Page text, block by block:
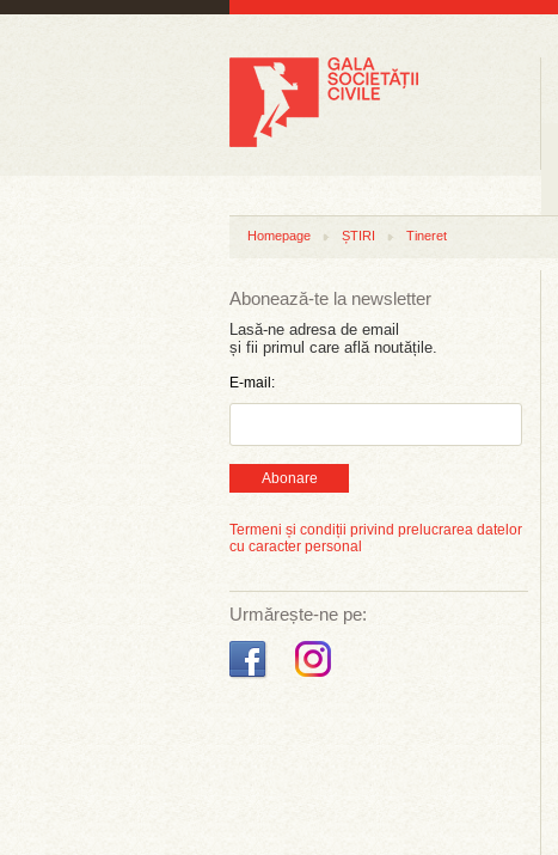
Homepage ȘTIRI Tineret
Abonează-te la newsletter
Lasă-ne adresa de email
și fii primul care află noutățile.
E-mail:
Abonare
Termeni și condiții privind prelucrarea datelor
cu caracter personal
Urmărește-ne pe: